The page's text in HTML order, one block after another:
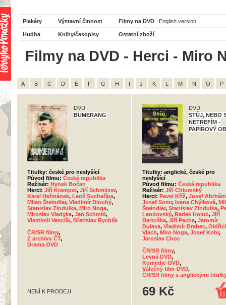
Plakáty Výstavní činnost Filmy na DVD English version
Hudba Knihy/časopisy Ostatní zboží
Filmy na DVD - Herci - Miro
A B C D E F G H I J K L M N O P
DVD
BUMERANG
Titulky: české pro neslyšící
Původ filmu: Česká republika
Režisér: Hynek Bočan
Herci: Jiří Krampol, Jiří Schmitzer,
Karel Heřmánek, Leoš Suchařípa,
Milan Šteindler, Vladimír Dlouhý,
Stanislav Zindulka, Miro Noga,
Miroslav Vladyka, Jan Schmid,
Vlastimil Venclík, Břetislav Rychlík
ČR/SR filmy,
Z archivu ČT,
Drama-DVD
NENÍ K PRODEJI
DVD
STŮJ, NEBO
NETREFÍM -
PAPÍROVÝ
Titulky: anglické, české pro
neslyšící
Původ filmu: Česká republika
Režisér: Jiří Chlumský
Herci: Pavel Kříž, Josef Abrhám
Josef Somr, Ivana Chýlková,
Šteindler, Stanislav Zindulka,
Landovský, Radek Holub, Jiří
Bartoška, Jiří Pecha, Jaromír
Dulava, Vladimír Brabec,
Vlach, Miro Noga, Josef Kobr,
Jaroslav Choc
ČR/SR filmy,
Levná DVD,
Komedie-DVD,
Válečný film-DVD,
ČR/SR filmy s anglickými
69 Kč